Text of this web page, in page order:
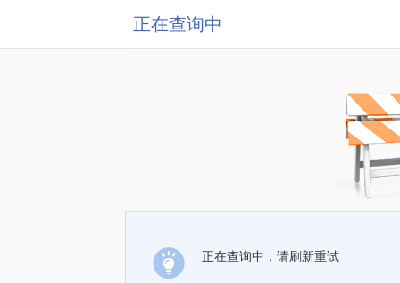
正在查询中
正在查询中，请刷新重试